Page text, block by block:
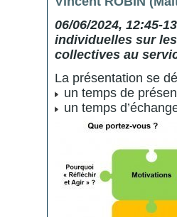
06/06/2024, 12:45-
individuelles sur
collectives au
La présentation se
un temps de
un temps